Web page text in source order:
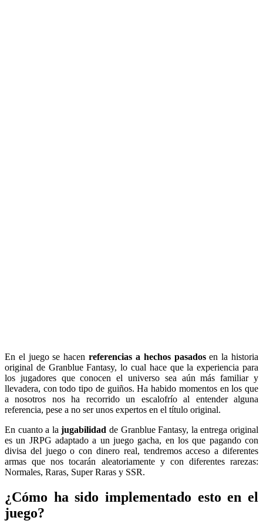
En el juego se hacenreferencias a hechos pasadosen la historia
original de Granblue Fantasy, lo cual hace que la experiencia para
los jugadores que conocen el universo sea aún más familiar y
llevadera, con todo tipo de guiños. Ha habido momentos en los que
a nosotros nos ha recorrido un escalofrío al entender alguna
referencia, pese a no ser unos expertos en el título original.
En cuanto a lajugabilidad de Granblue Fantasy, la entrega original
es un JRPG adaptado a un juego gacha, en los que pagando con
divisa del juego o con dinero real, tendremos acceso a diferentes
armas que nos tocarán aleatoriamente y con diferentes rarezas:
Normales, Raras, Super Raras y SSR.
¿Cómo ha sido implementado esto en el
juego?